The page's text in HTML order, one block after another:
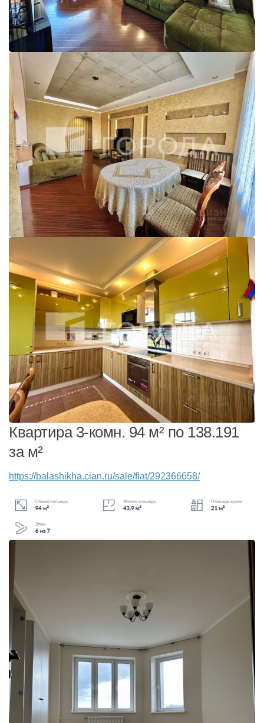
Квартира 3-комн. 94 м² по 138.191
за м²
https://balashikha.cian.ru/sale/flat/292366658/